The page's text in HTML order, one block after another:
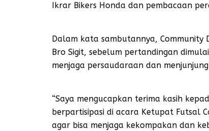
Ikrar Bikers Honda dan pembacaan
Dalam kata sambutannya, Community
Bro Sigit, sebelum pertandingan
menjaga persaudaraan dan
“Saya mengucapkan terima kasih
berpartisipasi di acara Ketupat Futsal
agar bisa menjaga kekompakan dan